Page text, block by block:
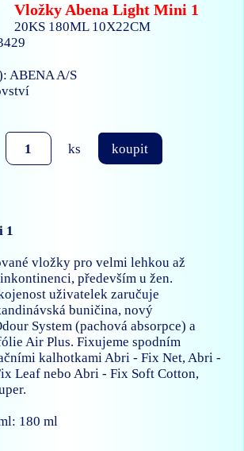
Vložky Abena Light Mini 1
20KS 180ML 10X22CM
ABENA A/S
ks koupit
1
vložky pro velmi lehkou až
především u žen.
uživatelek zaručuje
buničina, nový
System (pachová absorpce) a
Air Plus. Fixujeme spodním
kalhotkami Abri - Fix Net, Abri -
Leaf nebo Abri - Fix Soft Cotton,
180 ml